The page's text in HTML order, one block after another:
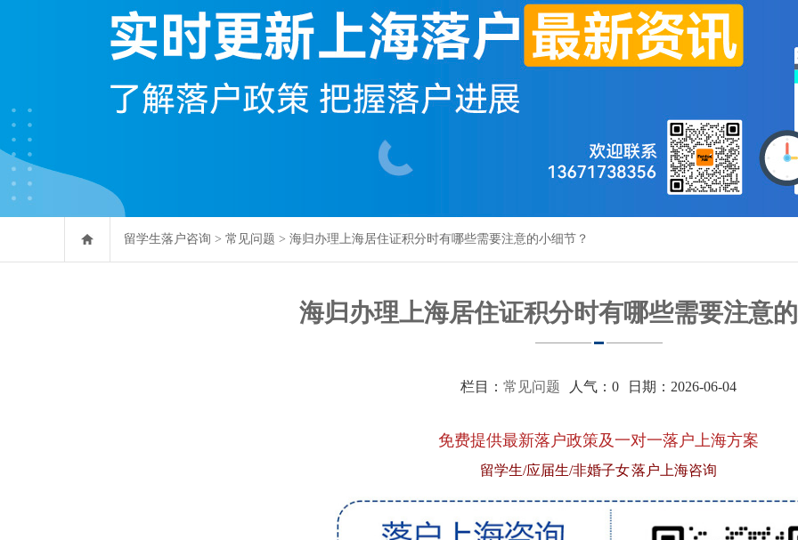
留学生落户咨询 > 常见问题 > 海归办理上海居住证积分时有哪些需要注意的小细节？
海归办理上海居住证积分时有哪些需要注意
栏目： 常见问题 人气： 0 日期：2026-06-04
免费提供最新落户政策及一对一落户上海方案
留学生/应届生/非婚子女 落户上海咨询